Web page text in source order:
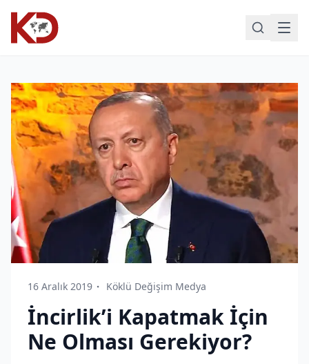
16 Aralık 2019 Köklü Değişim Medya
İncirlik’i Kapatmak İçin
Ne Olması Gerekiyor?